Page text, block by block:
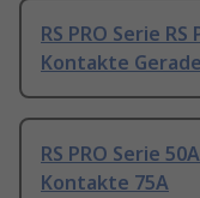
RS PRO Serie
Kontakte
RS PRO Serie
Kontakte 75A